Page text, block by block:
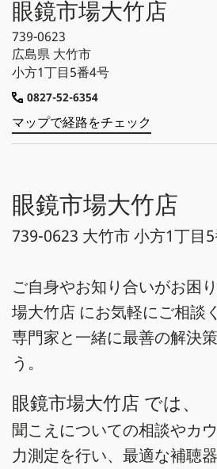
眼鏡市場大竹店
739-0623
広島県 大竹市
小方1丁目5番4号
0827-52-6354
マップで経路をチェック
眼鏡市場大竹店
739-0623 大竹市 小方1丁目
ご自身やお知り合いがお困
場大竹店 にお気軽にご相談
専門家と一緒に最善の解決
う。
眼鏡市場大竹店 では、
聞こえについての相談やカ
力測定を行い、最適な補聴